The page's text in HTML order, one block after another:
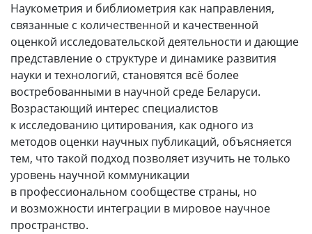
Наукометрия и библиометрия как направления,
связанные с количественной и качественной
оценкой исследовательской деятельности и дающие
представление о структуре и динамике развития
науки и технологий, становятся всё более
востребованными в научной среде Беларуси.
Возрастающий интерес специалистов
к исследованию цитирования, как одного из
методов оценки научных публикаций, объясняется
тем, что такой подход позволяет изучить не только
уровень научной коммуникации
в профессиональном сообществе страны, но
и возможности интеграции в мировое научное
пространство.